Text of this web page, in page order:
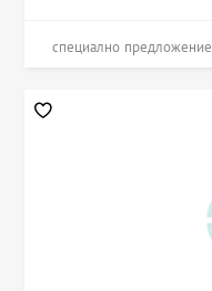
специално предложение